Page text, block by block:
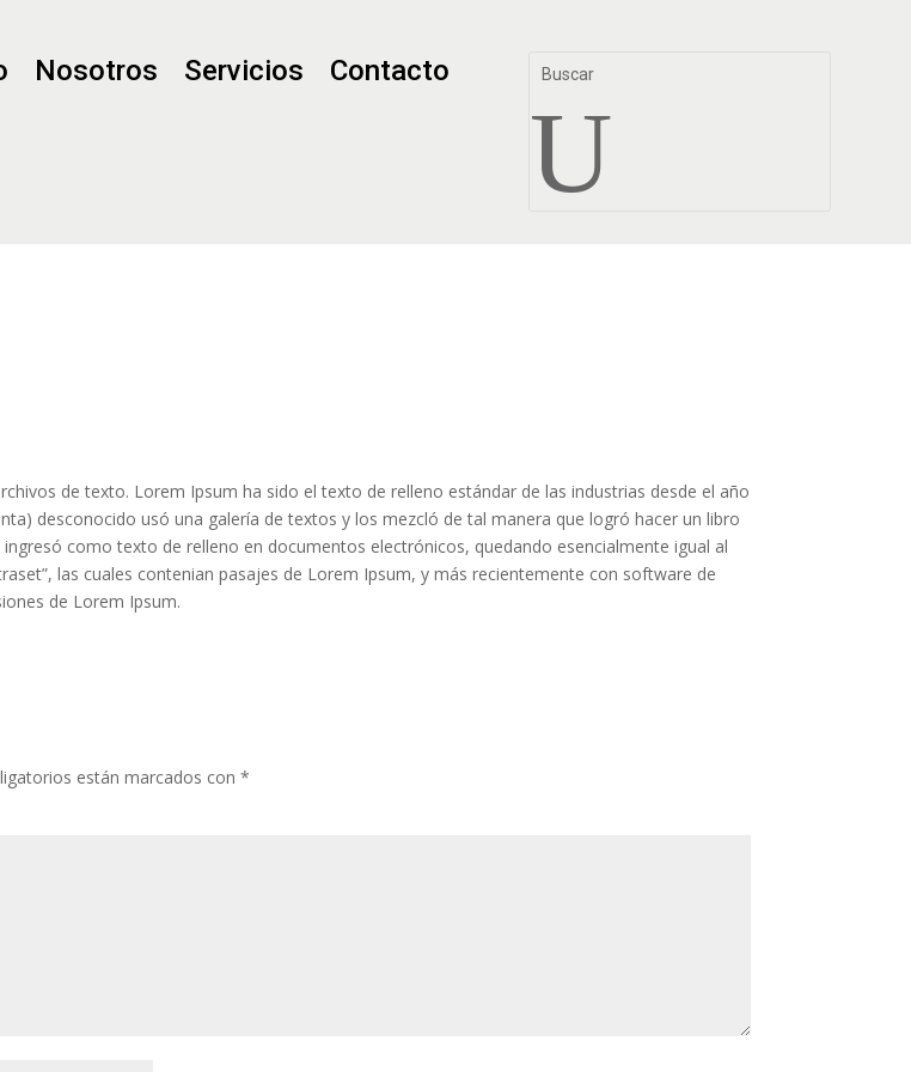
Nosotros Servicios Contacto
U
de texto. Lorem Ipsum ha sido el texto de relleno estándar de las industrias desde el año
desconocido usó una galería de textos y los mezcló de tal manera que logró hacer un libro
como texto de relleno en documentos electrónicos, quedando esencialmente igual al
las cuales contenian pasajes de Lorem Ipsum, y más recientemente con software de
de Lorem Ipsum.
están marcados con*